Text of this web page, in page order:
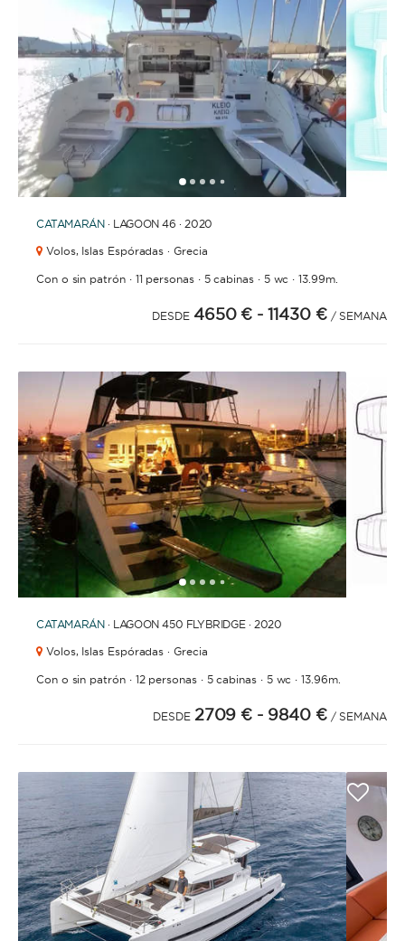
CON TRIPULACIÓN
La opción ideal para los que buscan un servicio y
experiencia de lujo. Una tripulación permanente se
encargará de todas las tareas: navegación,
limpieza, elaboración de menus, compra de
provisiones, cocina o incluso entretenemiento.
Para que solo te tengas que preocupar de
disfrutar.
CAPACIDAD
BAÑOS
AÑO DE CONSTRUCCIÓN / RENOVACIÓN
12345 6 91011121314
CATAMARÁN · LAGOON 46 · 2020
Volos, Islas Espóradas · Grecia
Con o sin patrón· 11 personas· 5 cabinas· 5 wc ·13.99m.
DESDE 4650 € - 11430 € / SEMANA
12345 78910 11121314
CATAMARÁN · LAGOON 450 FLYBRIDGE · 2020
Volos, Islas Espóradas · Grecia
Con o sin patrón· 12 personas· 5 cabinas· 5 wc ·13.96m.
DESDE 2709 € - 9840 € / SEMANA